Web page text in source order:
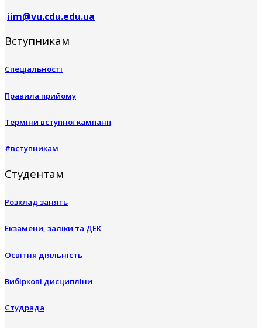
iim@vu.cdu.edu.ua
Вступникам
Спеціальності
Правила прийому
Терміни вступної кампанії
#вступникам
Студентам
Розклад занять
Екзамени, заліки та ДЕК
Освітня діяльність
Вибіркові дисципліни
Студрада